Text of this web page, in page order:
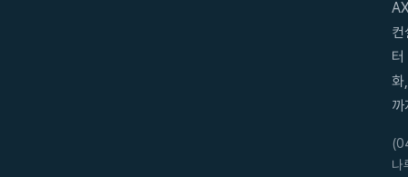
컨
화
까
나